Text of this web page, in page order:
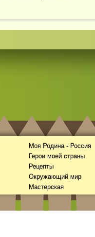
Моя Родина - Россия
Герои моей страны
Рецепты
Окружающий мир
Мастерская